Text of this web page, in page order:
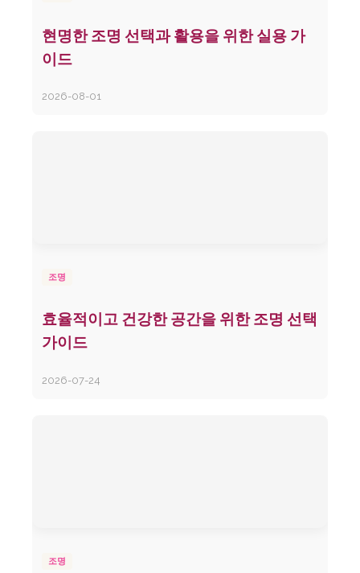
현명한 조명 선택과 활용을 위한 실용 가
이드
2026-08-01
조명
효율적이고 건강한 공간을 위한 조명 선택
가이드
2026-07-24
조명